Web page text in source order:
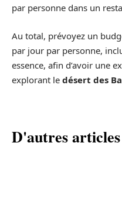
par personne dans un
Au total, prévoyez un
par jour par personne,
essence, afin d’avoir une
explorant le désert des
D'autres articles